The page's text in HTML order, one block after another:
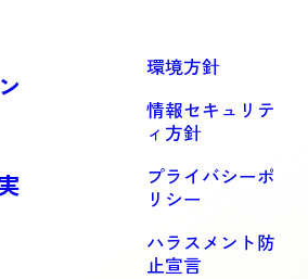
環境方針
情報セキュリテ
ィ方針
プライバシーポ
リシー
ハラスメント防
止宣言